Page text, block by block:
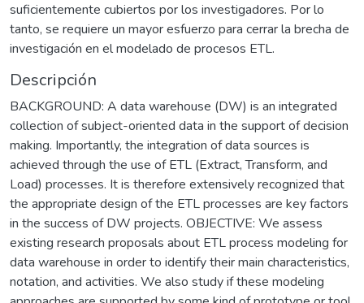
suficientemente cubiertos por los investigadores. Por lo
tanto, se requiere un mayor esfuerzo para cerrar la brecha de
investigación en el modelado de procesos ETL.
Descripción
BACKGROUND: A data warehouse (DW) is an integrated
collection of subject-oriented data in the support of decision
making. Importantly, the integration of data sources is
achieved through the use of ETL (Extract, Transform, and
Load) processes. It is therefore extensively recognized that
the appropriate design of the ETL processes are key factors
in the success of DW projects. OBJECTIVE: We assess
existing research proposals about ETL process modeling for
data warehouse in order to identify their main characteristics,
notation, and activities. We also study if these modeling